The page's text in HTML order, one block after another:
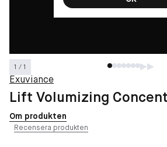
1 / 1
Exuviance
Lift Volumizing
Om produkten
Recensera produkten